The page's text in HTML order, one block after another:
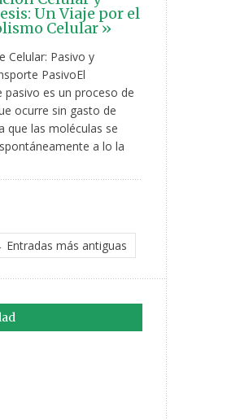
Un Viaje por el
Celular »
Celular: Pasivo y
PasivoEl
pasivo es un proceso de
ocurre sin gasto de
que las moléculas se
a lo la
Entradas más antiguas